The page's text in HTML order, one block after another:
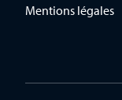
Mentions légales